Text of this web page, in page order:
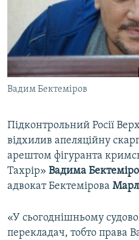
ДЕПОРТАЦІЯ
ВІДЕОУРОКИ «ELIFBE»
СВІДЧЕННЯ ОКУПАЦІЇ
УКРАЇНСЬКА ПРОБЛЕМА КРИМУ
ІНФОГРАФІКА
ЯК ОБІЙТИ БЛОКУВАННЯ
Русский
Qırımtatar
ДОЛУЧАЙСЯ!
Усі сайти RFE/RL
Вадим Бектеміров
Підконтрольний Росії
відхилив апеляційну
арештом фігуранта
Тахрір» Вадима
адвокат Бектемірова
«У сьогоднішньому
перекладач, тобто права